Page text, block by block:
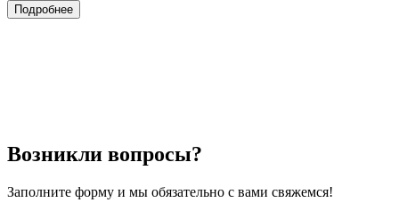
Подробнее
Возникли вопросы?
Заполните форму и мы обязательно с вами свяжемся!